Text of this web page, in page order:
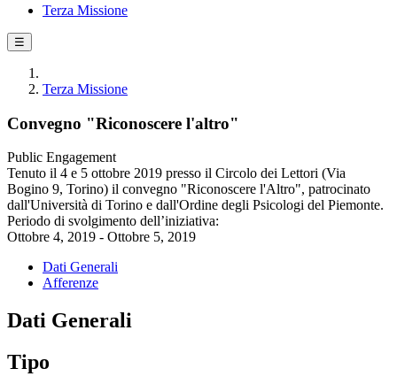
Terza Missione
☰
Terza Missione
Convegno "Riconoscere l'altro"
Public Engagement
Tenuto il 4 e 5 ottobre 2019 presso il Circolo dei Lettori (Via
Bogino 9, Torino) il convegno "Riconoscere l'Altro", patrocinato
dall'Università di Torino e dall'Ordine degli Psicologi del Piemonte.
Periodo di svolgimento dell’iniziativa:
Ottobre 4, 2019 - Ottobre 5, 2019
Dati Generali
Afferenze
Dati Generali
Tipo